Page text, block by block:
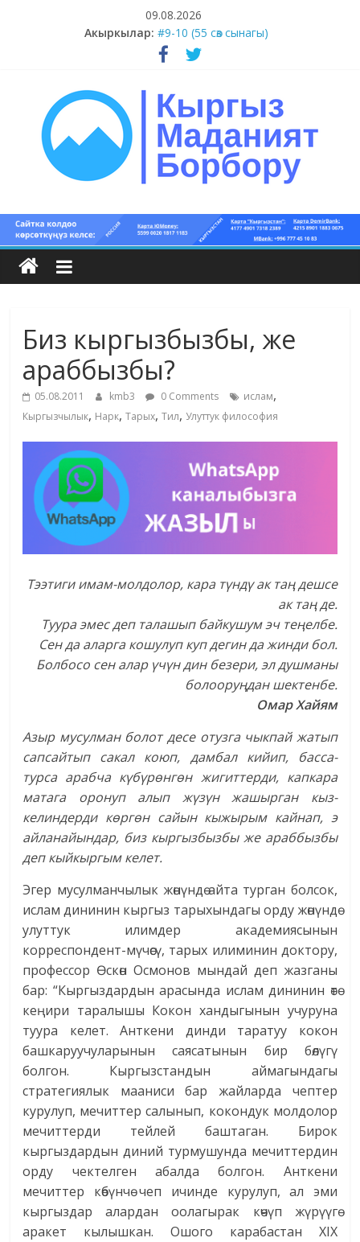
09.08.2026
Акыркылар:
#11-12 (55 сөз сынагы)
#9-10 (55 сөз сынагы)
#5-8 (55 сөз сынагы)
#13-14 (55 сөз сынагы)
Кыргыз
маданият
Кыргыз
маданияты
жана
адабияты
Биз кыргызбызбы, же
араббызбы?
05.08.2011 kmb3 0 Comments ислам,
Кыргызчылык, Нарк,Тарых,Тил, Улуттук философия
Тээтиги имам-молдолор, кара түндү ак таң дешсе
ак таң де.
Туура эмес деп талашып байкушум эч теңелбе.
Сен да аларга кошулуп куп дегин да жинди бол.
Болбосо сен алар үчүн дин безери, эл душманы
болооруңдан шектенбе.
Омар Хайям
Азыр мусулман болот десе отузга чыкпай жатып
сапсайтып сакал коюп, дамбал кийип, басса-
турса арабча күбүрөнгөн жигиттерди, капкара
матага оронуп алып жүзүн жашырган кыз-
келиндерди көргөн сайын кыжырым кайнап, э
айланайындар, биз кыргызбызбы же араббызбы
деп кыйкыргым келет.
Эгер мусулманчылык жөнүндө айта турган болсок,
ислам дининин кыргыз тарыхындагы орду жөнүндө
улуттук илимдер академиясынын
корреспондент-мүчөсү, тарых илиминин доктору,
профессор Өскөн Осмонов мындай деп жазганы
бар: “Кыргыздардын арасында ислам дининин өтө
кеңири таралышы Кокон хандыгынын учуруна
туура келет. Анткени динди таратуу кокон
башкаруучуларынын саясатынын бир бөлүгү
болгон. Кыргызстандын аймагындагы
стратегиялык мааниси бар жайларда чептер
курулуп, мечиттер салынып, кокондук молдолор
мечиттерди тейлей баштаган. Бирок
кыргыздардын диний турмушунда мечиттердин
орду чектелген абалда болгон. Анткени
мечиттер көбүнчө чеп ичинде курулуп, ал эми
кыргыздар алардан оолагырак көчүп жүрүүгө
аракет кылышкан. Ошого карабастан XIX